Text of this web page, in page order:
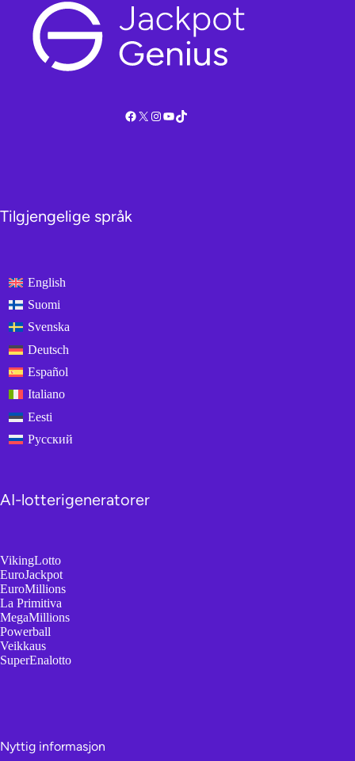
Facebook
X Instagram
YouTube
TikTok
Tilgjengelige språk
English
Suomi
Svenska
Deutsch
Español
Italiano
Eesti
Русский
AI-lotterigeneratorer
VikingLotto
EuroJackpot
EuroMillions
La Primitiva
MegaMillions
Powerball
Veikkaus
SuperEnalotto
Nyttig informasjon